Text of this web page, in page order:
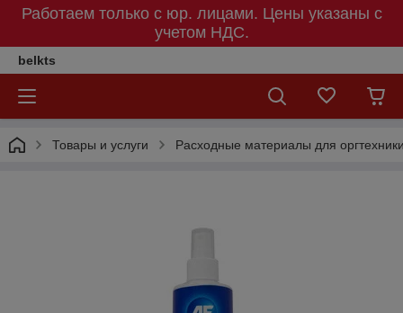
Работаем только с юр. лицами. Цены указаны c
учетом НДС.
belkts
Товары и услуги Расходные материалы для